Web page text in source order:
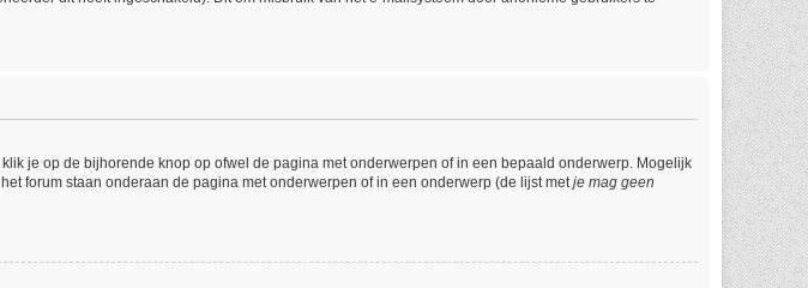
je op de bijhorende knop op ofwel de pagina met onderwerpen of in een bepaald onderwerp. Mogelijk
forum staan onderaan de pagina met onderwerpen of in een onderwerp (de lijst metje mag geen